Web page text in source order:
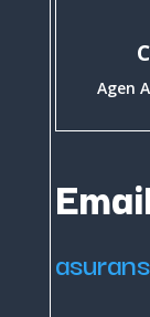
Agen